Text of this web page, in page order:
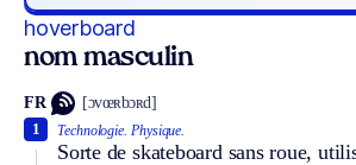
hoverboard
nom masculin
FR [ɔvœʀbɔʀd]
Technologie. Physique.
Sorte de skateboard sans roue,
1